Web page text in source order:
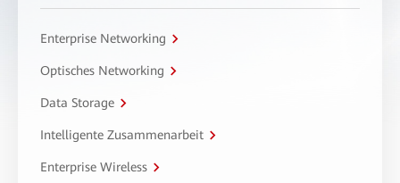
Enterprise Networking
Optisches Networking
Data Storage
Intelligente Zusammenarbeit
Enterprise Wireless